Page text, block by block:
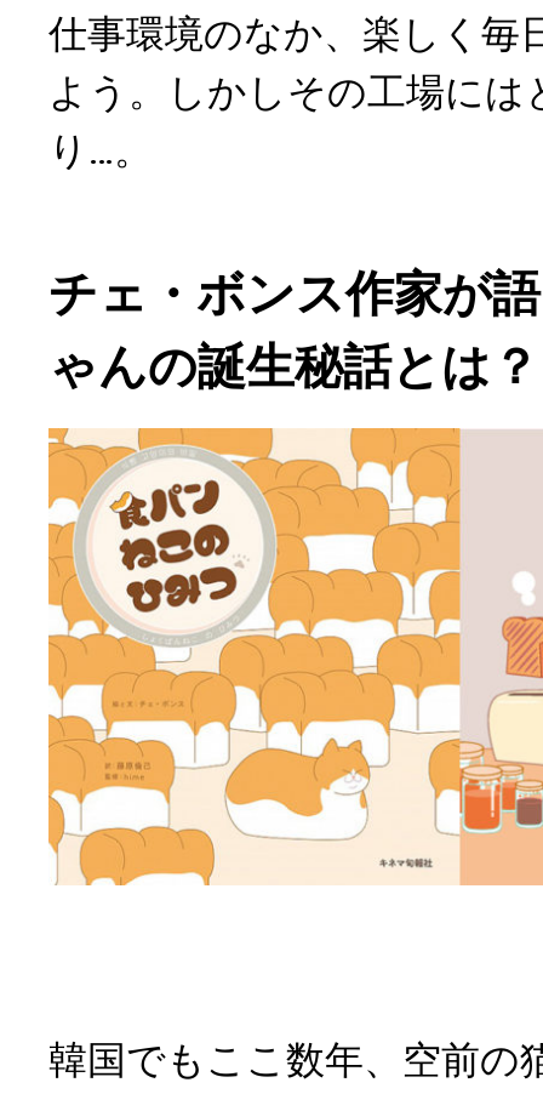
仕事環境のなか、楽しく毎
よう。しかしその工場には
り…。
チェ・ボンス作家が
ゃんの誕生秘話とは？
韓国でもここ数年、空前の